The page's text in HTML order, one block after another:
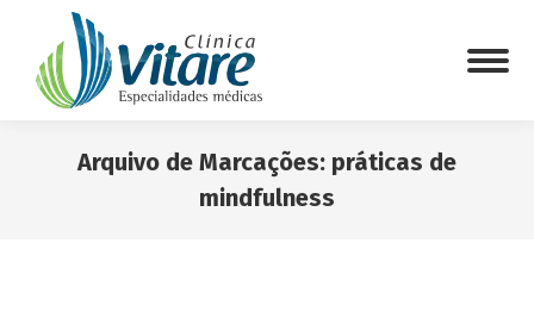
Arquivo de Marcações: práticas de
mindfulness